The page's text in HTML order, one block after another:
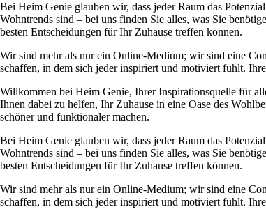
Bei Heim Genie glauben wir, dass jeder Raum das
Wohntrends sind – bei uns finden Sie alles, was Sie
besten Entscheidungen für Ihr Zuhause treffen können.
Wir sind mehr als nur ein Online-Medium; wir sind eine
schaffen, in dem sich jeder inspiriert und motiviert fühlt.
Willkommen bei Heim Genie, Ihrer Inspirationsquelle für
Ihnen dabei zu helfen, Ihr Zuhause in eine Oase des
schöner und funktionaler machen.
Bei Heim Genie glauben wir, dass jeder Raum das
Wohntrends sind – bei uns finden Sie alles, was Sie
besten Entscheidungen für Ihr Zuhause treffen können.
Wir sind mehr als nur ein Online-Medium; wir sind eine
schaffen, in dem sich jeder inspiriert und motiviert fühlt.